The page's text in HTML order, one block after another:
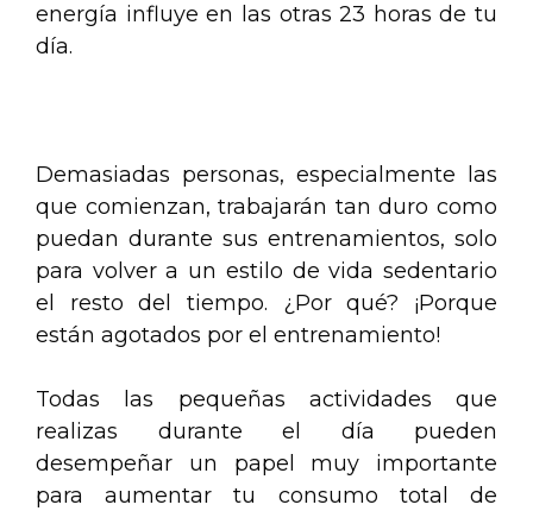
energía influye en las otras 23 horas de tu
día.
Demasiadas personas, especialmente las
que comienzan, trabajarán tan duro como
puedan durante sus entrenamientos, solo
para volver a un estilo de vida sedentario
el resto del tiempo. ¿Por qué? ¡Porque
están agotados por el entrenamiento!
Todas las pequeñas actividades que
realizas durante el día pueden
desempeñar un papel muy importante
para aumentar tu consumo total de